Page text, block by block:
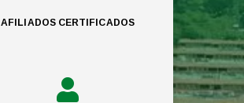
AFILIADOS CERTIFICADOS
